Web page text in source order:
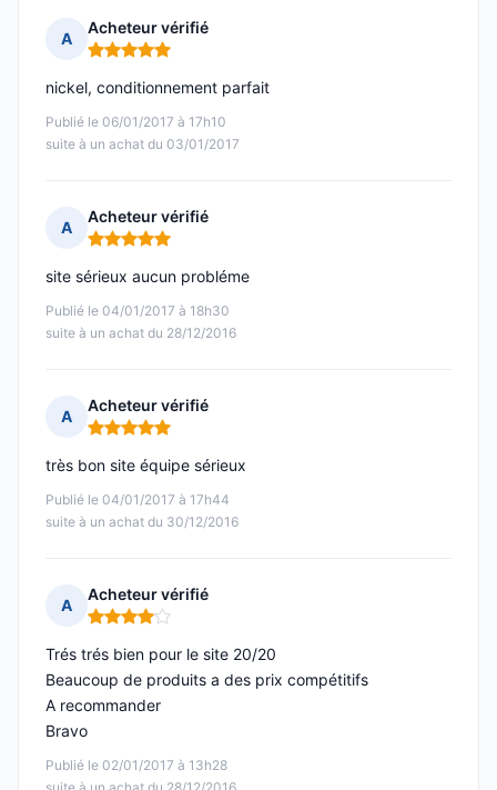
A
Acheteur vérifié
Note : 5 sur 5
Publié le 06/01/2017 à 17h10
suite à un achat du 03/01/2017
nickel, conditionnement parfait
A
Acheteur vérifié
Note : 5 sur 5
Publié le 04/01/2017 à 18h30
suite à un achat du 28/12/2016
site sérieux aucun probléme
A
Acheteur vérifié
Note : 5 sur 5
Publié le 04/01/2017 à 17h44
suite à un achat du 30/12/2016
très bon site équipe sérieux
A
Acheteur vérifié
Note : 4 sur 5
Publié le 02/01/2017 à 13h28
Trés trés bien pour le site 20/20
Beaucoup de produits a des prix compétitifs
A recommander
Bravo